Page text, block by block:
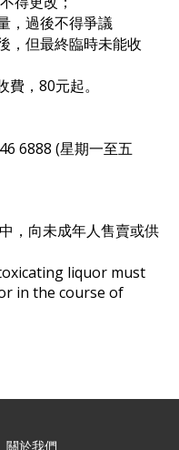
，過後不得爭議
，但最終臨時未能收
，80元起。
6888 (星期一至五
，向未成年人售賣或供
liquor must
in the course of
關於我們